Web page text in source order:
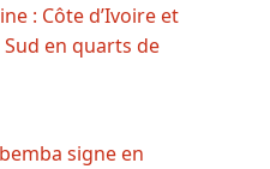
: Côte d’Ivoire et
en quarts de
signe en